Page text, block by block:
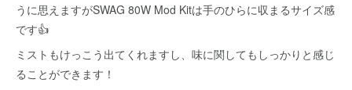
うに思えますがSWAG 80W Mod Kitは手のひらに収まるサイズ感
です👍
ミストもけっこう出てくれますし、味に関してもしっかりと感じ
ることができます！